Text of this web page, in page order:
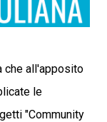
che all'apposito
le
"Community